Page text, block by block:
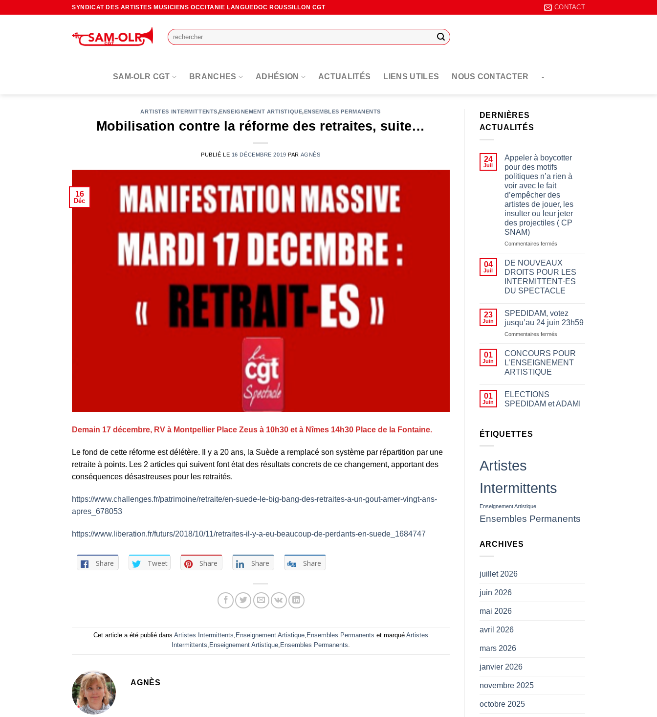
SYNDICAT DES ARTISTES MUSICIENS OCCITANIE LANGUEDOC ROUSSILLON CGT CONTACT
SAM-OLR CGT BRANCHES ADHÉSION ACTUALITÉS LIENS UTILES NOUS CONTACTER -
ARTISTES INTERMITTENTS,ENSEIGNEMENT ARTISTIQUE,ENSEMBLES PERMANENTS
Mobilisation contre la réforme des retraites, suite…
PUBLIÉ LE 16 DÉCEMBRE 2019 PAR AGNÈS
16
Déc
Demain 17 décembre, RV à Montpellier Place Zeus à 10h30 et à Nîmes 14h30 Place de la Fontaine.
Le fond de cette réforme est délétère. Il y a 20 ans, la Suède a remplacé son système par répartition par une
retraite à points. Les 2 articles qui suivent font état des résultats concrets de ce changement, apportant des
conséquences désastreuses pour les retraités.
https://www.challenges.fr/patrimoine/retraite/en-suede-le-big-bang-des-retraites-a-un-gout-amer-vingt-ans-
apres_678053
https://www.liberation.fr/futurs/2018/10/11/retraites-il-y-a-eu-beaucoup-de-perdants-en-suede_1684747
Share Tweet Share Share Share
Cet article a été publié dans Artistes Intermittents Enseignement Artistique, Ensembles Permanents et marqué Artistes
Intermittents Enseignement Artistique, Ensembles Permanents
AGNÈS
DERNIÈRES
ACTUALITÉS
24
Juil
Appeler à boycotter
pour des motifs
politiques n’a rien à
voir avec le fait
d’empêcher des
artistes de jouer, les
insulter ou leur jeter
des projectiles ( CP
SNAM)
Commentaires ferméssur
à
boycotter
pour
des
motifs
n’a
rien
à
voir
le
fait
les
04
Juil
DE NOUVEAUX
DROITS POUR LES
INTERMITTENT·ES
DU SPECTACLE
23
Juin
SPEDIDAM, votez
jusqu’au 24 juin 23h59
Commentaires ferméssur
votez
jusqu’au
24
01
Juin
CONCOURS POUR
L’ENSEIGNEMENT
ARTISTIQUE
01
Juin
ELECTIONS
SPEDIDAM et ADAMI
ÉTIQUETTES
Artistes
Intermittents
Enseignement Artistique
Ensembles Permanents
ARCHIVES
juillet 2026
juin 2026
mai 2026
avril 2026
mars 2026
janvier 2026
novembre 2025
octobre 2025